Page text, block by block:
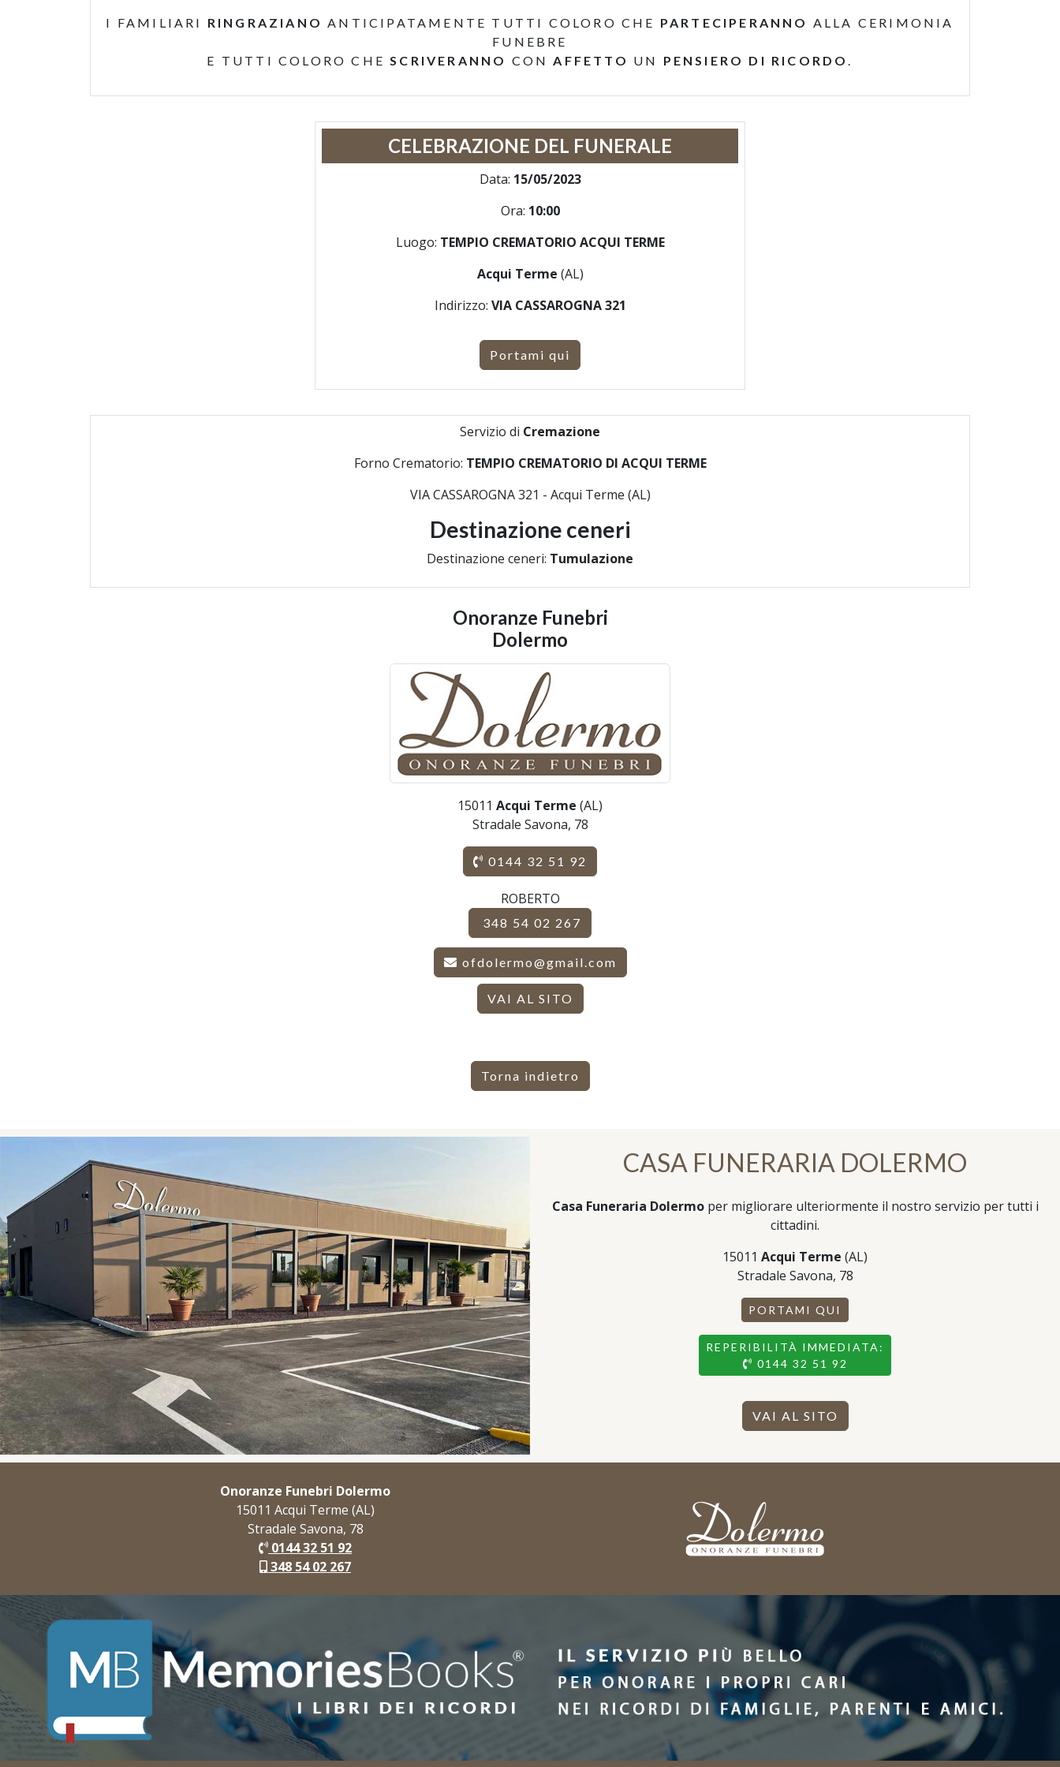
I FAMILIARI RINGRAZIANO ANTICIPATAMENTE TUTTI COLORO CHE PARTECIPERANNO ALLA CERIMONIA
FUNEBRE
E TUTTI COLORO CHESCRIVERANNO CONAFFETTO UN PENSIERO DI RICORDO.
CELEBRAZIONE DEL FUNERALE
Data: 15/05/2023
Ora: 10:00
Luogo: TEMPIO CREMATORIO ACQUI TERME
Acqui Terme (AL)
Indirizzo: VIA CASSAROGNA 321
Portami qui
Servizio di Cremazione
Forno Crematorio: TEMPIO CREMATORIO DI ACQUI TERME
VIA CASSAROGNA 321 - Acqui Terme (AL)
Destinazione ceneri
Destinazione ceneri: Tumulazione
Onoranze Funebri
Dolermo
15011 Acqui Terme (AL)
Stradale Savona, 78
0144 32 51 92
ROBERTO
348 54 02 267
ofdolermo@gmail.com
VAI AL SITO
Torna indietro
CASA FUNERARIA DOLERMO
Casa Funeraria Dolermoper migliorare ulteriormente il nostro servizio per tutti i
cittadini.
15011 Acqui Terme (AL)
Stradale Savona, 78
PORTAMI QUI
REPERIBILITÀ IMMEDIATA:
0144 32 51 92
VAI AL SITO
Onoranze Funebri Dolermo
15011 Acqui Terme (AL)
Stradale Savona, 78
0144 32 51 92
348 54 02 267